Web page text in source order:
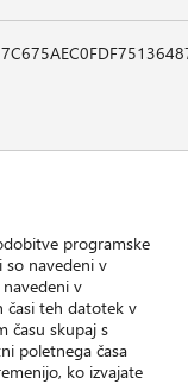
programske
so navedeni v
v
časi teh datotek v
času skupaj s
poletnega časa
ko izvajate